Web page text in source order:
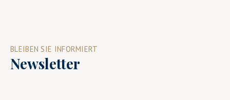
BLEIBEN SIE INFORMIERT
Newsletter